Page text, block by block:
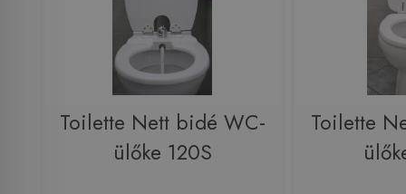
Toilette Nett bidé WC-
ülőke 120S
Toilette